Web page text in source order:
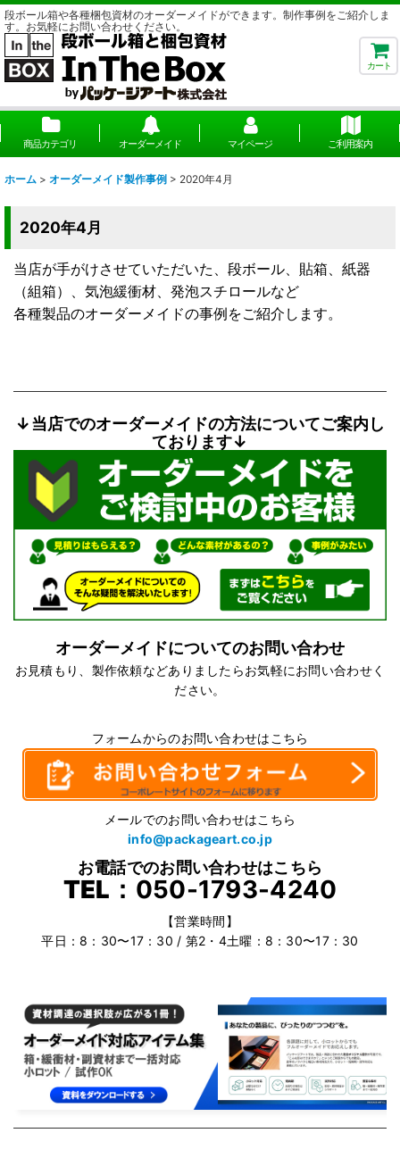
段ボール箱や各種梱包資材のオーダーメイドができます。制作事例をご紹介しま
す。お気軽にお問い合わせください。
カート
商品カテゴリ オーダーメイド マイページ ご利用案内
ホーム > オーダーメイド製作事例 > 2020年4月
2020年4月
当店が手がけさせていただいた、段ボール、貼箱、紙器
（組箱）、気泡緩衝材、発泡スチロールなど
各種製品のオーダーメイドの事例をご紹介します。
↓当店でのオーダーメイドの方法についてご案内し
ております↓
オーダーメイドについてのお問い合わせ
お見積もり、製作依頼などありましたらお気軽にお問い合わせく
ださい。
フォームからのお問い合わせはこちら
メールでのお問い合わせはこちら
info@packageart.co.jp
お電話でのお問い合わせはこちら
TEL： 050-1793-4240
【営業時間】
平日：8：30〜17：30 / 第2・4土曜：8：30〜17：30